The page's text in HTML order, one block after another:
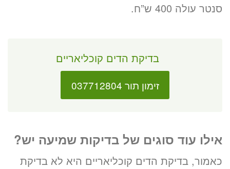
סנטר עולה 400 ש”ח.
בדיקת הדים קוכליאריים
זימון תור 037712804
אילו עוד סוגים של בדיקות שמיעה יש?
כאמור, בדיקת הדים קוכליאריים היא לא בדיקת